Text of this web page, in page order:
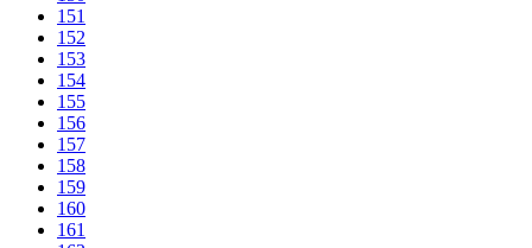
151
152
153
154
155
156
157
158
159
160
161